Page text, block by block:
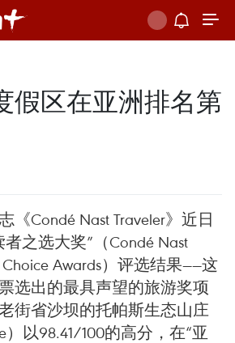
假区在亚洲排名第
《Condé Nast Traveler》近日
之选大奖”（Condé Nast
Choice Awards）评选结果——这
选出的最具声望的旅游奖项
街省沙坝的托帕斯生态山庄
）以98.41/100的高分，在“亚